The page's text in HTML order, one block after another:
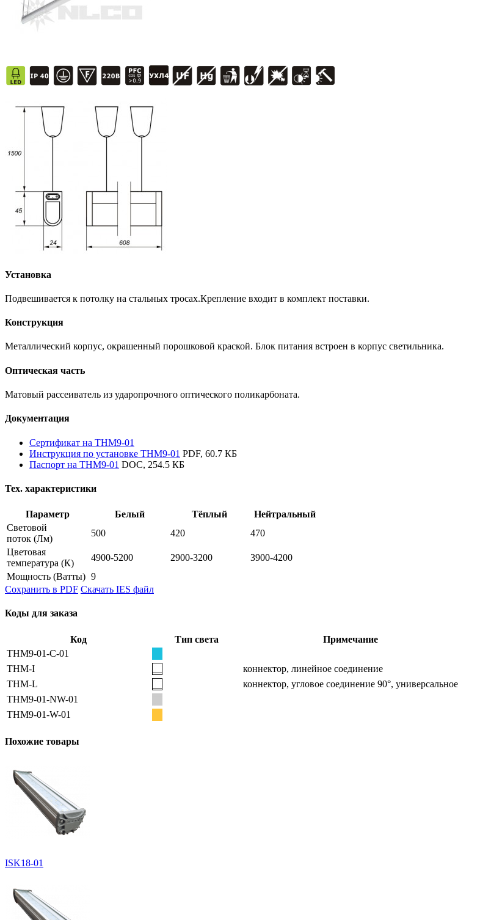
Установка
Подвешивается к потолку на стальных тросах.Крепление входит в комплект поставки.
Конструкция
Металлический корпус, окрашенный порошковой краской. Блок питания встроен в корпус светильника.
Оптическая часть
Матовый рассеиватель из ударопрочного оптического поликарбоната.
Документация
Сертификат на THM9-01
Инструкция по установке THM9-01 PDF, 60.7 КБ
Паспорт на THM9-01 DOC, 254.5 КБ
Тех. характеристики
Параметр Белый Тёплый
Нейтральный
Световой
поток (Лм)
500 420
470
Цветовая
температура (К)
4900-5200 2900-3200
3900-4200
Мощность (Ватты) 9
Сохранить в PDF Скачать IES файл
Коды для заказа
Код Тип света
Примечание
THM9-01-C-01
THM-I
коннектор, линейное соединение
THM-L
коннектор, угловое соединение 90°, универсальное
THM9-01-NW-01
THM9-01-W-01
Похожие товары
ISK18-01